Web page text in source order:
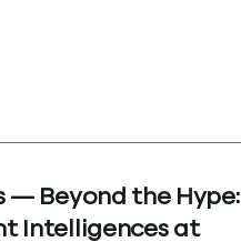
— Beyond the Hype:
Intelligences at